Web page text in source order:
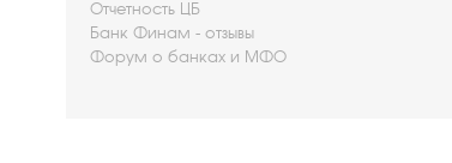
Отчетность ЦБ
Банк Финам - отзывы
Форум о банках и МФО